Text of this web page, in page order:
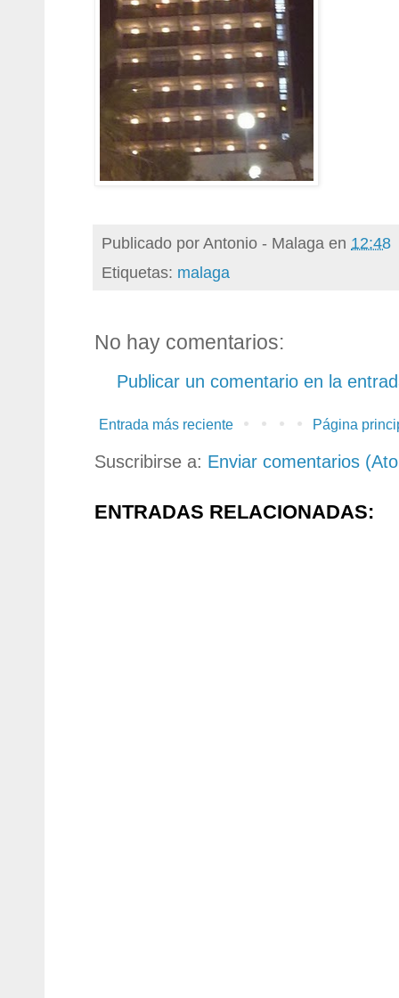
Publicado porAntonio - Malaga en 12:48
Etiquetas: malaga
No hay comentarios:
Publicar un comentario en la
Entrada más reciente Página
Suscribirse a: Enviar comentarios
ENTRADAS RELACIONADAS: